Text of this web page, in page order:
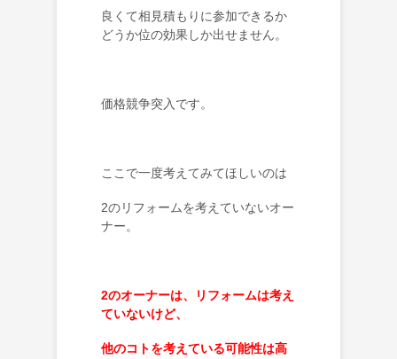
良くて相見積もりに参加できるか
どうか位の効果しか出せません。
価格競争突入です。
ここで一度考えてみてほしいのは
2のリフォームを考えていないオー
ナー。
2のオーナーは、リフォームは考え
ていないけど、
他のコトを考えている可能性は高